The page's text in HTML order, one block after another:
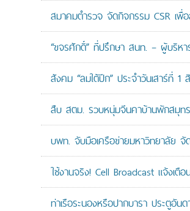
สมาคมตำรวจ จัดกิจกรรม CSR เพื่อ
“ขจรศักดิ์” ที่ปรึกษา สนท. – ผู้บริห
สังคม “ลมใต้ปีก” ประจำวันเสาร์ที่
สืบ สตม. รวบหนุ่มจีนคาบ้านพักสมุทร
บพท. จับมือเครือข่ายมหาวิทยาลัย จั
ใช้งานจริง! Cell Broadcast แจ้งเตื
ท่าเรือระนองหรือปากบารา ประตูอัน